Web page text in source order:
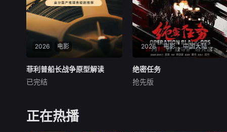
与视听表现力。删削繁冗，力
求在严谨底色之上，生动揭示
历史演进的内在逻辑与规律，
为观众呈现一部脉络清晰、史
实翔实、引人入胜的影像中国
通史。
2026 电影
未知
海，四名持枪海盗劫持万吨远
洋货轮，船长被挟持至封闭救
菲利普船长战争原型解读
已完结
2026 电影 中国大陆
绝密任务
卢靖姗
绝密任务
抢先版
正在热播